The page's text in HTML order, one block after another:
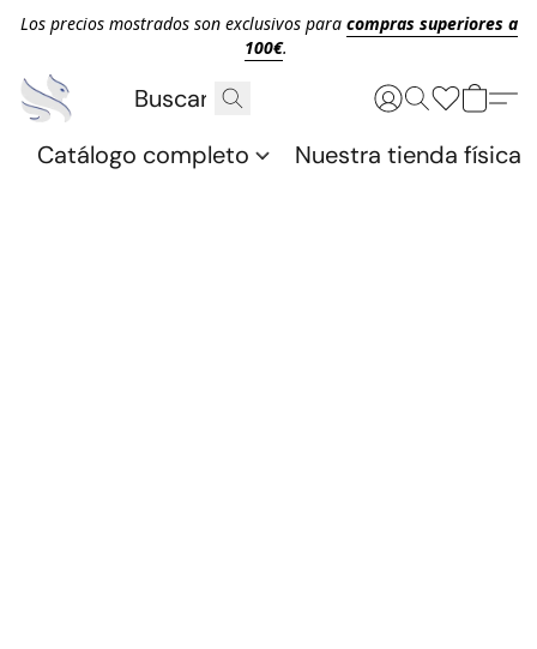
Los precios mostrados son exclusivos para compras superiores a
100€.
Catálogo completo Nuestra tienda física